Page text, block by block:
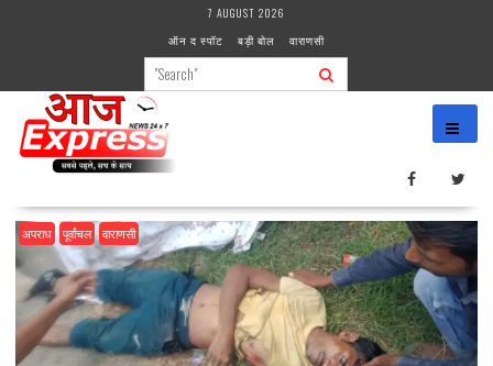
7 AUGUST 2026
ऑन द स्पॉट
बड़ी बोल वाराणसी
अपराध पूर्वांचल वाराणसी